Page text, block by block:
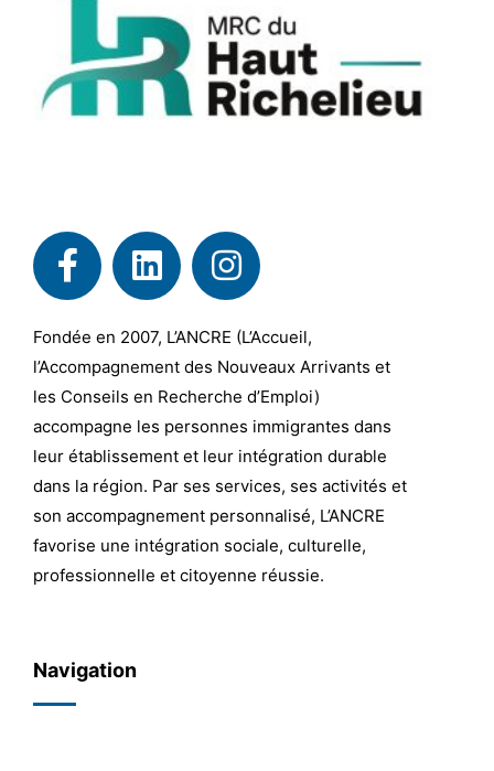
Fondée en 2007, L’ANCRE (L’Accueil,
l’Accompagnement des Nouveaux Arrivants et
les Conseils en Recherche d’Emploi)
accompagne les personnes immigrantes dans
leur établissement et leur intégration durable
dans la région. Par ses services, ses activités et
son accompagnement personnalisé, L’ANCRE
favorise une intégration sociale, culturelle,
professionnelle et citoyenne réussie.
Navigation